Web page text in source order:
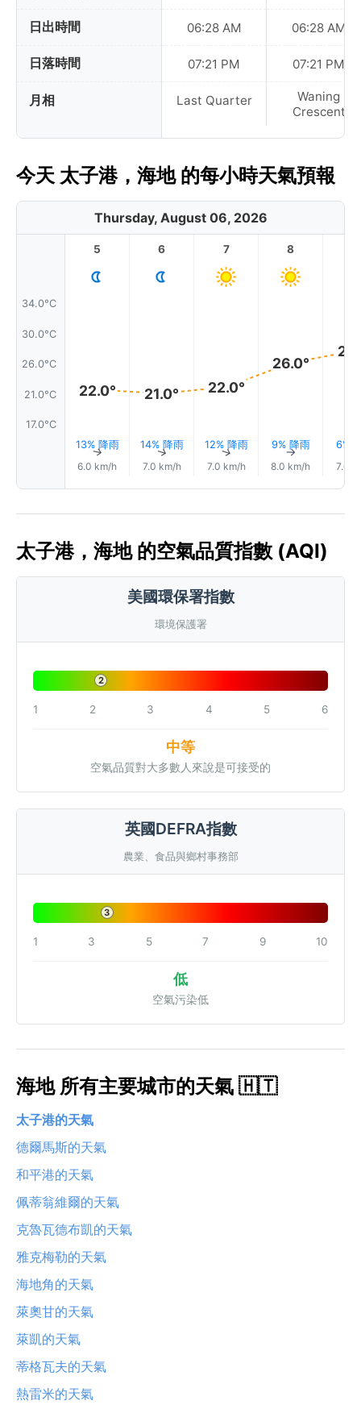
日出時間
日落時間
月相
06:28 AM
07:21 PM
Last Quarter
06:28 AM
07:21 PM
Waning
Crescent
今天 太子港，海地 的每小時天氣預報
Thursday, August 06, 2026
34.0°C
30.0°C
26.0°C
21.0°C
17.0°C
5
22.0°
13% 降雨
↑
6.0 km/h
6
21.0°
14% 降雨
↑
7.0 km/h
7
22.0°
12% 降雨
↑
7.0 km/h
8
26.0°
9% 降雨
↑
8.0 km/h
6%
7.0
太子港，海地 的空氣品質指數 (AQI)
美國環保署指數
環境保護署
2
1 2 3 4 5 6
中等
空氣品質對大多數人來說是可接受的
英國DEFRA指數
農業、食品與鄉村事務部
3
1 3 5 7 9 10
低
空氣污染低
海地 所有主要城市的天氣 🇭🇹
太子港的天氣
德爾馬斯的天氣
和平港的天氣
佩蒂翁維爾的天氣
克魯瓦德布凱的天氣
雅克梅勒的天氣
海地角的天氣
萊奧甘的天氣
萊凱的天氣
蒂格瓦夫的天氣
熱雷米的天氣